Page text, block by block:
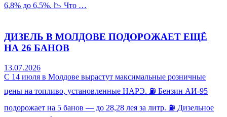
6,8% до 6,5%. 📉 Что …
ДИЗЕЛЬ В МОЛДОВЕ ПОДОРОЖАЕТ ЕЩЁ
НА 26 БАНОВ
13.07.2026
С 14 июля в Молдове вырастут максимальные розничные
цены на топливо, установленные НАРЭ. ⛽ Бензин АИ-95
подорожает на 5 банов — до 28,28 лея за литр. ⛽ Дизельное